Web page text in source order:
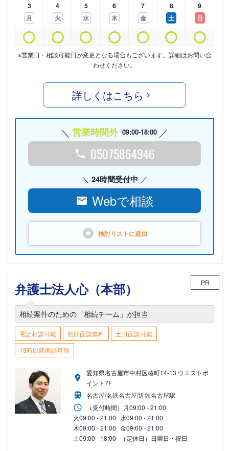
3
月
4
火
5
水
6
木
7
金
8
土
9
日
※営業日・相談可能日が変更となる場合もございます。詳細はお問い合
わせください。
詳しくはこちら
営業時間外 09:00-18:00
05075864946
24時間受付中
Webで相談
検討リストに追加
弁護士法人心（本部） PR
相続案件のための「相続チーム」が担当
電話相談可能 初回面談無料
土日面談可能
18時以降面談可能
愛知県名古屋市中村区椿町14-13 ウエストポ
イント7F
名古屋/名鉄名古屋/近鉄名古屋駅
（受付時間） 月09:00 - 21:00
火09:00 - 21:00 水09:00 - 21:00
木09:00 - 21:00 金09:00 - 21:00
土09:00 - 18:00 （定休日）日曜日・祝日